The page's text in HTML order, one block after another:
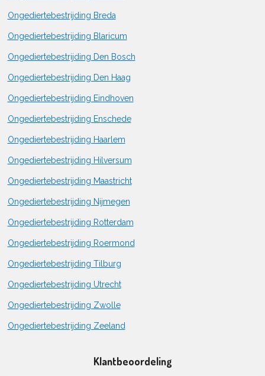
Ongediertebestrijding Breda
Ongediertebestrijding Blaricum
Ongediertebestrijding Den Bosch
Ongediertebestrijding Den Haag
Ongediertebestrijding Eindhoven
Ongediertebestrijding Enschede
Ongediertebestrijding Haarlem
Ongediertebestrijding Hilversum
Ongediertebestrijding Maastricht
Ongediertebestrijding Nijmegen
Ongediertebestrijding Rotterdam
Ongediertebestrijding Roermond
Ongediertebestrijding Tilburg
Ongediertebestrijding Utrecht
Ongediertebestrijding Zwolle
Ongediertebestrijding Zeeland
Klantbeoordeling